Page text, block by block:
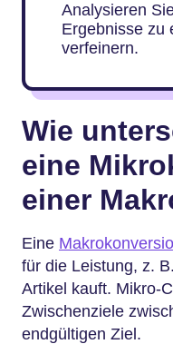
Analysieren
Ergebnisse zu
verfeinern.
Wie
eine
einer
Eine
für die Leistung, z.
Artikel kauft. Mikro-
Zwischenziele
endgültigen Ziel.